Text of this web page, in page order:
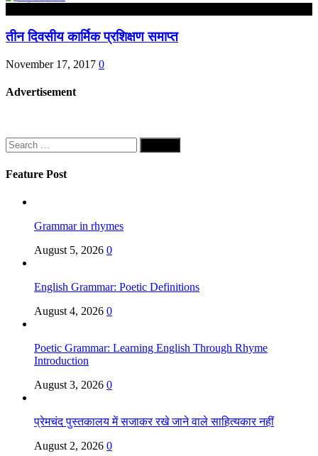
तीन दिवसीय कार्मिक प्रशिक्षण समाप्त
November 17, 2017 0
Advertisement
Search
for:
Feature Post
Grammar in rhymes
August 5, 2026 0
English Grammar: Poetic Definitions
August 4, 2026 0
Poetic Grammar: Learning English Through Rhyme
Introduction
August 3, 2026 0
प्रेमचंद पुस्तकालय में सजाकर रखे जाने वाले साहित्यकार नहीं
August 2, 2026 0